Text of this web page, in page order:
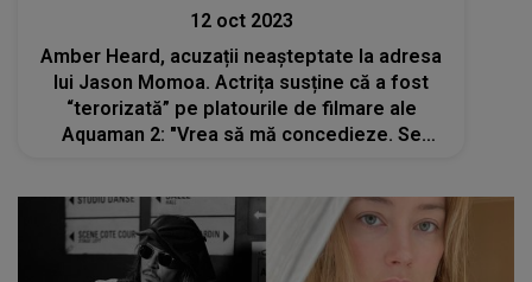
12 oct 2023
Amber Heard, acuzații neașteptate la adresa
lui Jason Momoa. Actrița susține că a fost
“terorizată” pe platourile de filmare ale
Aquaman 2: "Vrea să mă concedieze. Se